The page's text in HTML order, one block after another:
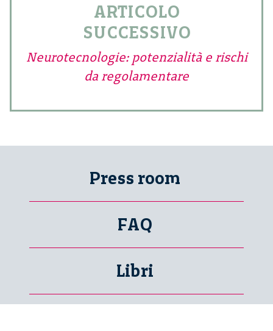
ARTICOLO
SUCCESSIVO
Neurotecnologie: potenzialità e rischi
da regolamentare
Press room
FAQ
Libri